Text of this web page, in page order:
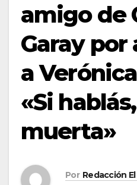
amigo de
Garay por
a
«Si
muerta»
Por Redacción